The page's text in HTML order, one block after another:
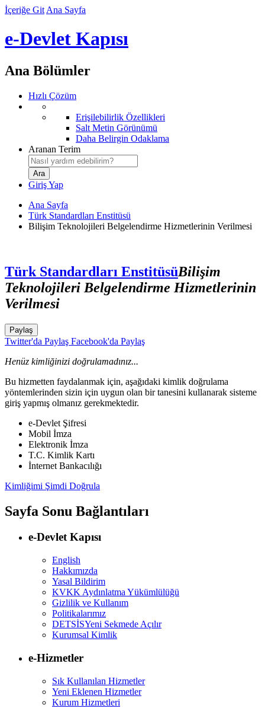
İçeriğe Git Ana Sayfa
e-Devlet Kapısı
Ana Bölümler
Hızlı Çözüm
Erişilebilirlik Özellikleri
Salt Metin Görünümü
Daha Belirgin Odaklama
Aranan Terim
Giriş Yap
Ana Sayfa
Türk Standardları Enstitüsü
Bilişim Teknolojileri Belgelendirme Hizmetlerinin Verilmesi
Türk Standardları EnstitüsüBilişim
Teknolojileri Belgelendirme Hizmetlerinin
Verilmesi
Paylaş
Twitter'da Paylaş Facebook'da Paylaş
Henüz kimliğinizi doğrulamadınız...
Bu hizmetten faydalanmak için, aşağıdaki kimlik doğrulama
yöntemlerinden sizin için uygun olan bir tanesini kullanarak sisteme
giriş yapmış olmanız gerekmektedir.
e-Devlet Şifresi
Mobil İmza
Elektronik İmza
T.C. Kimlik Kartı
İnternet Bankacılığı
Kimliğimi Şimdi Doğrula
Sayfa Sonu Bağlantıları
e-Devlet Kapısı
English
Hakkımızda
Yasal Bildirim
KVKK Aydınlatma Yükümlülüğü
Gizlilik ve Kullanım
Politikalarımız
DETSİSYeni Sekmede Açılır
Kurumsal Kimlik
e-Hizmetler
Sık Kullanılan Hizmetler
Yeni Eklenen Hizmetler
Kurum Hizmetleri